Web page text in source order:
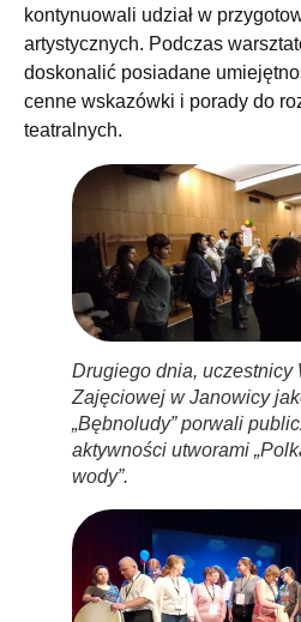
kontynuowali udział w
artystycznych. Podczas
doskonalić posiadane
cenne wskazówki i porady do
teatralnych.
Drugiego dnia, uczestnicy
Zajęciowej w Janowicy
„Bębnoludy” porwali
aktywności utworami
wody”.